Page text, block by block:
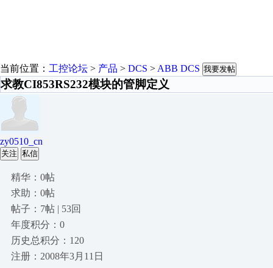
当前位置： 工控论坛 > 产品 > DCS > ABB DCS 我要发帖
求教CI853RS232模块的管脚定义
zy0510_cn
关注 私信
精华：0帖
求助：0帖
帖子：7帖 | 53回
年度积分：0
历史总积分：120
注册：2008年3月11日